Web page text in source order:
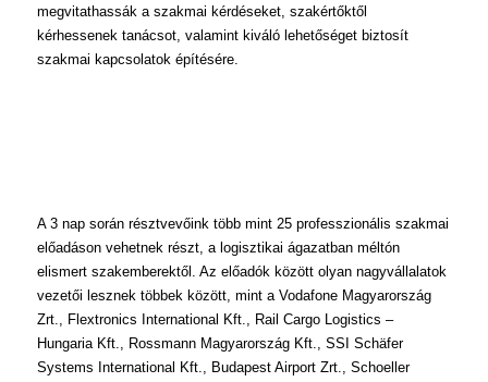
megvitathassák a szakmai kérdéseket, szakértőktől
kérhessenek tanácsot, valamint kiváló lehetőséget biztosít
szakmai kapcsolatok építésére.
A 3 nap során résztvevőink több mint 25 professzionális szakmai
előadáson vehetnek részt, a logisztikai ágazatban méltón
elismert szakemberektől. Az előadók között olyan nagyvállalatok
vezetői lesznek többek között, mint a Vodafone Magyarország
Zrt., Flextronics International Kft., Rail Cargo Logistics –
Hungaria Kft., Rossmann Magyarország Kft., SSI Schäfer
Systems International Kft., Budapest Airport Zrt., Schoeller